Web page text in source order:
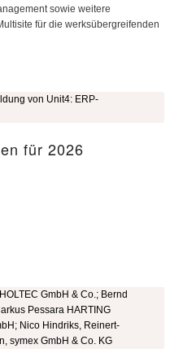
sowie weitere
für die werksübergreifenden
für 2026